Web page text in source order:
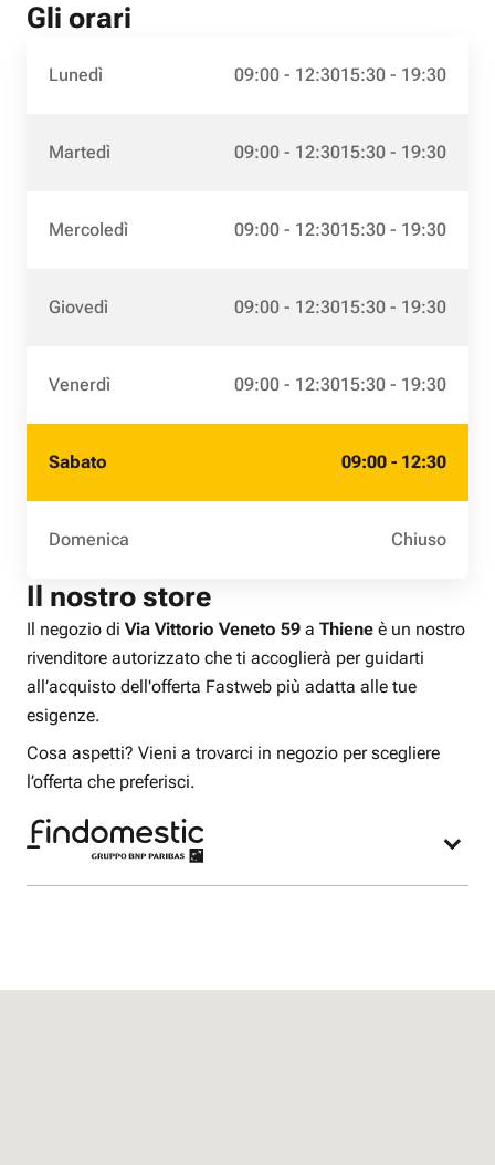
Gli orari
Lunedì 09:00 - 12:3015:30 - 19:30
Martedì 09:00 - 12:3015:30 - 19:30
Mercoledì 09:00 - 12:3015:30 - 19:30
Giovedì 09:00 - 12:3015:30 - 19:30
Venerdì 09:00 - 12:3015:30 - 19:30
Sabato 09:00 - 12:30
Domenica Chiuso
Il nostro store
Il negozio di Via Vittorio Veneto 59 a Thiene è un nostro
rivenditore autorizzato che ti accoglierà per guidarti
all’acquisto dell'offerta Fastweb più adatta alle tue
esigenze.
Cosa aspetti? Vieni a trovarci in negozio per scegliere
l’offerta che preferisci.